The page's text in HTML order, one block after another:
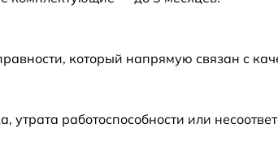
который напрямую связан с
работоспособности или